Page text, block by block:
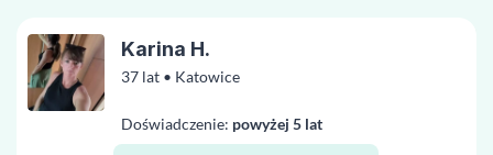
37 lat • Katowice
Doświadczenie: powyżej 5 lat
Karina H.